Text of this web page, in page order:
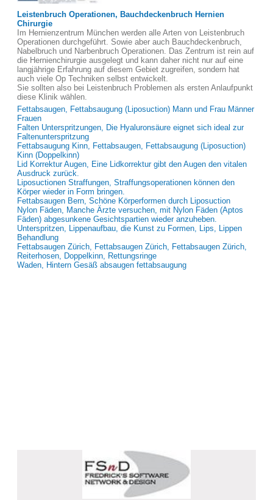
Leistenbruch Operationen, Bauchdeckenbruch Hernien
Chirurgie
Im Hernienzentrum München werden alle Arten von Leistenbruch
Operationen durchgeführt. Sowie aber auch Bauchdeckenbruch,
Nabelbruch und Narbenbruch Operationen. Das Zentrum ist rein auf
die Hernienchirurgie ausgelegt und kann daher nicht nur auf eine
langjährige Erfahrung auf diesem Gebiet zugreifen, sondern hat
auch viele Op Techniken selbst entwickelt.
Sie sollten also bei Leistenbruch Problemen als ersten Anlaufpunkt
diese Klinik wählen.
Fettabsaugen, Fettabsaugung (Liposuction) Mann und Frau Männer
Frauen
Falten Unterspritzungen, Die Hyaluronsäure eignet sich ideal zur
Faltenunterspritzung
Fettabsaugung Kinn, Fettabsaugen, Fettabsaugung (Liposuction)
Kinn (Doppelkinn)
Lid Korrektur Augen, Eine Lidkorrektur gibt den Augen den vitalen
Ausdruck zurück.
Liposuctionen Straffungen, Straffungsoperationen können den
Körper wieder in Form bringen.
Fettabsaugen Bern, Schöne Körperformen durch Liposuction
Nylon Fäden, Manche Ärzte versuchen, mit Nylon Fäden (Aptos
Fäden) abgesunkene Gesichtspartien wieder anzuheben.
Unterspritzen, Lippenaufbau, die Kunst zu Formen, Lips, Lippen
Behandlung
Fettabsaugen Zürich, Fettabsaugen Zürich, Fettabsaugen Zürich,
Reiterhosen, Doppelkinn, Rettungsringe
Waden, Hintern Gesäß absaugen fettabsaugung